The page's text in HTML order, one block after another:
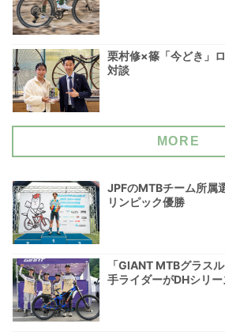
栗村修×篠「今どき」
対談
MORE
JPFのMTBチーム所属
リンピック優勝
「GIANT MTBグラス
手ライダーがDHシリ